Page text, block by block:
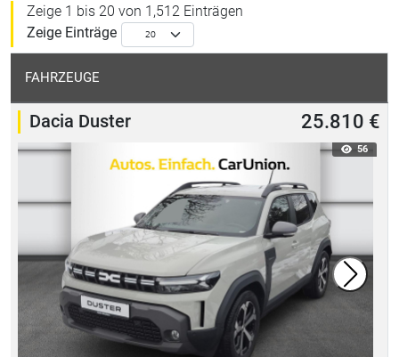
Zeige 1 bis 20 von 1,512 Einträgen
Zeige Einträge
FAHRZEUGE
Dacia Duster 25.810 €
56